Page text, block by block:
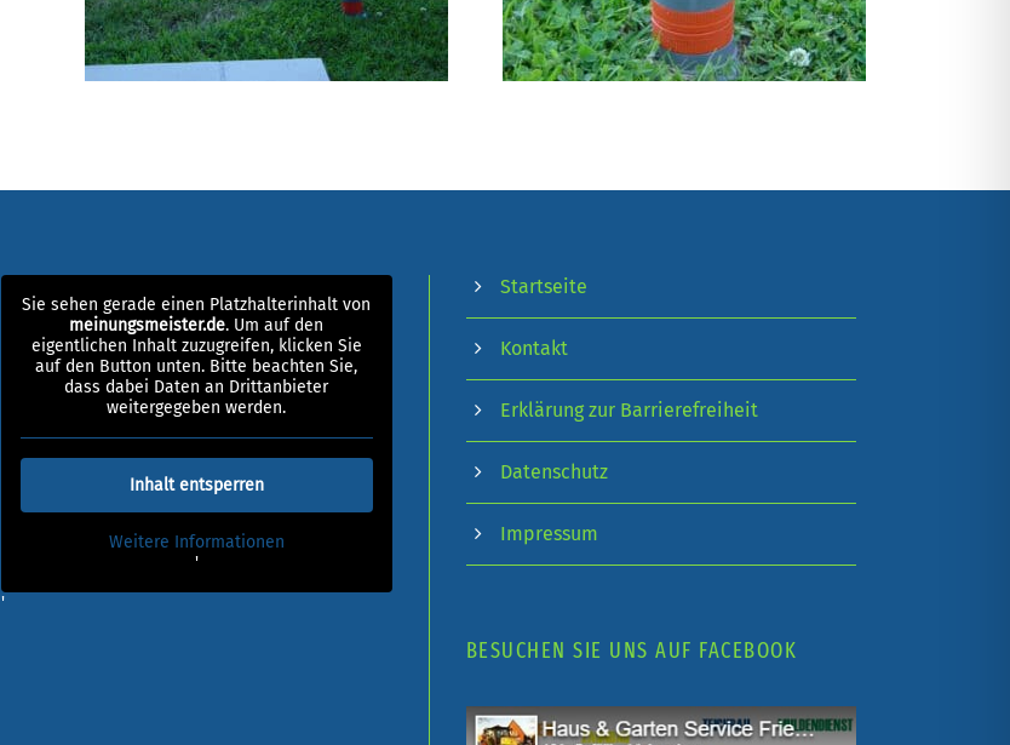
Sie sehen gerade einen Platzhalterinhalt von
meinungsmeister.de. Um auf den
eigentlichen Inhalt zuzugreifen, klicken Sie
auf den Button unten. Bitte beachten Sie,
dass dabei Daten an Drittanbieter
weitergegeben werden.
Inhalt entsperren
Weitere Informationen
'
'
Startseite
Kontakt
Erklärung zur Barrierefreiheit
Datenschutz
Impressum
BESUCHEN SIE UNS AUF FACEBOOK